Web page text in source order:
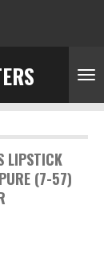
LIPSTICK
(7-57)